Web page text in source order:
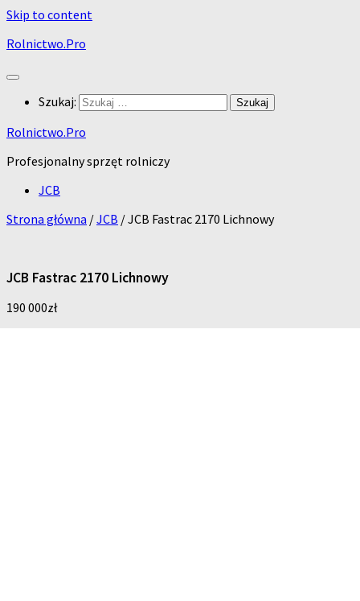
Skip to content
Rolnictwo.Pro
Szukaj:
Rolnictwo.Pro
Profesjonalny sprzęt rolniczy
JCB
Strona główna /JCB / JCB Fastrac 2170 Lichnowy
JCB Fastrac 2170 Lichnowy
190 000zł